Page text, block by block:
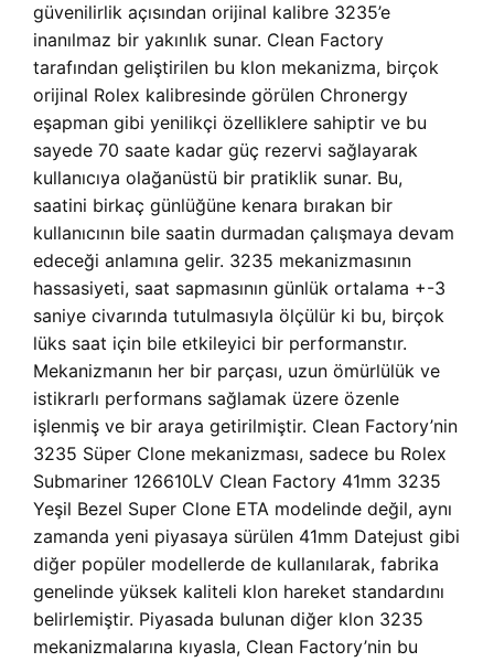
güvenilirlik açısından orijinal kalibre 3235’e
inanılmaz bir yakınlık sunar. Clean Factory
tarafından geliştirilen bu klon mekanizma, birçok
orijinal Rolex kalibresinde görülen Chronergy
eşapman gibi yenilikçi özelliklere sahiptir ve bu
sayede 70 saate kadar güç rezervi sağlayarak
kullanıcıya olağanüstü bir pratiklik sunar. Bu,
saatini birkaç günlüğüne kenara bırakan bir
kullanıcının bile saatin durmadan çalışmaya devam
edeceği anlamına gelir. 3235 mekanizmasının
hassasiyeti, saat sapmasının günlük ortalama +-3
saniye civarında tutulmasıyla ölçülür ki bu, birçok
lüks saat için bile etkileyici bir performanstır.
Mekanizmanın her bir parçası, uzun ömürlülük ve
istikrarlı performans sağlamak üzere özenle
işlenmiş ve bir araya getirilmiştir. Clean Factory’nin
3235 Süper Clone mekanizması, sadece bu Rolex
Submariner 126610LV Clean Factory 41mm 3235
Yeşil Bezel Super Clone ETA modelinde değil, aynı
zamanda yeni piyasaya sürülen 41mm Datejust gibi
diğer popüler modellerde de kullanılarak, fabrika
genelinde yüksek kaliteli klon hareket standardını
belirlemiştir. Piyasada bulunan diğer klon 3235
mekanizmalarına kıyasla, Clean Factory’nin bu